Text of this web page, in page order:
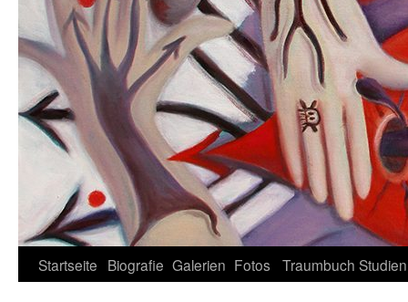
Zum
Startseite Biografie Galerien Fotos Traumbuch Studien